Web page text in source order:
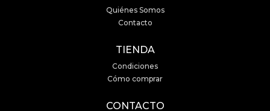
Quiénes Somos
Contacto
TIENDA
Condiciones
Cómo comprar
CONTACTO